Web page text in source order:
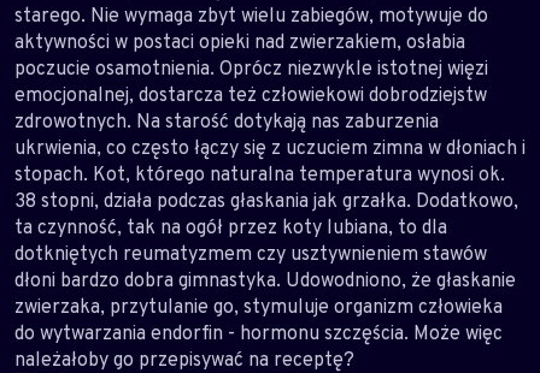
starego. Nie wymaga zbyt wielu zabiegów, motywuje do
aktywności w postaci opieki nad zwierzakiem, osłabia
poczucie osamotnienia. Oprócz niezwykle istotnej więzi
emocjonalnej, dostarcza też człowiekowi dobrodziejstw
zdrowotnych. Na starość dotykają nas zaburzenia
ukrwienia, co często łączy się z uczuciem zimna w dłoniach i
stopach. Kot, którego naturalna temperatura wynosi ok.
38 stopni, działa podczas głaskania jak grzałka. Dodatkowo,
ta czynność, tak na ogół przez koty lubiana, to dla
dotkniętych reumatyzmem czy usztywnieniem stawów
dłoni bardzo dobra gimnastyka. Udowodniono, że głaskanie
zwierzaka, przytulanie go, stymuluje organizm człowieka
do wytwarzania endorfin - hormonu szczęścia. Może więc
należałoby go przepisywać na receptę?